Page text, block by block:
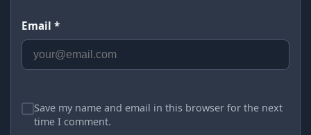
Email *
Save my name and email in this browser for the next
time I comment.